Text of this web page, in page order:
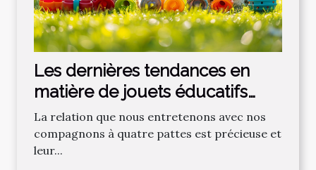
Les dernières tendances en
matière de jouets éducatifs
pour chiens
La relation que nous entretenons avec nos
compagnons à quatre pattes est précieuse et
leur...